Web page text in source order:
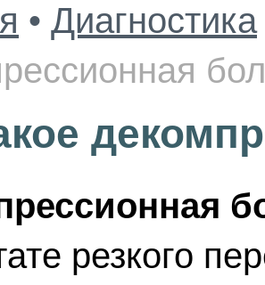
• Диагностика
резкого